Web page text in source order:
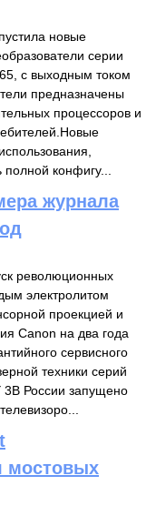
новые
серии
с выходным током
предназначены
процессоров и
конфигу...
журнала
революционных
электролитом
проекцией и
Canon на два года
сервисного
техники серий
3В России запущено
мостовых